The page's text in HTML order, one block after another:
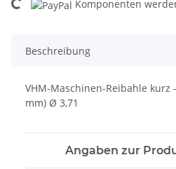
Loading... Komponenten
Beschreibung
VHM-Maschinen-Reibahle kurz
mm) Ø 3,71
Angaben zur